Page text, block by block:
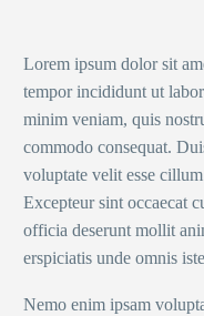
Lorem ipsum dolor sit
tempor incididunt ut
minim veniam, quis
commodo consequat.
voluptate velit esse
Excepteur sint occaecat
officia deserunt mollit
erspiciatis unde omnis iste
Nemo enim ipsam